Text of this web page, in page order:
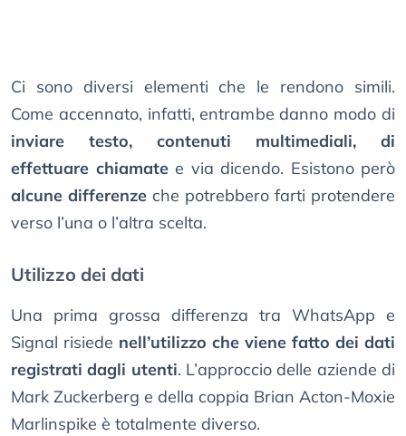
Ci sono diversi elementi che le rendono simili.
Come accennato, infatti, entrambe danno modo di
inviare testo, contenuti multimediali, di
effettuare chiamatee via dicendo. Esistono però
alcune differenze che potrebbero farti protendere
verso l’una o l’altra scelta.
Utilizzo dei dati
Una prima grossa differenza tra WhatsApp e
Signal risiede nell’utilizzo che viene fatto dei dati
registrati dagli utenti. L’approccio delle aziende di
Mark Zuckerberg e della coppia Brian Acton-Moxie
Marlinspike è totalmente diverso.